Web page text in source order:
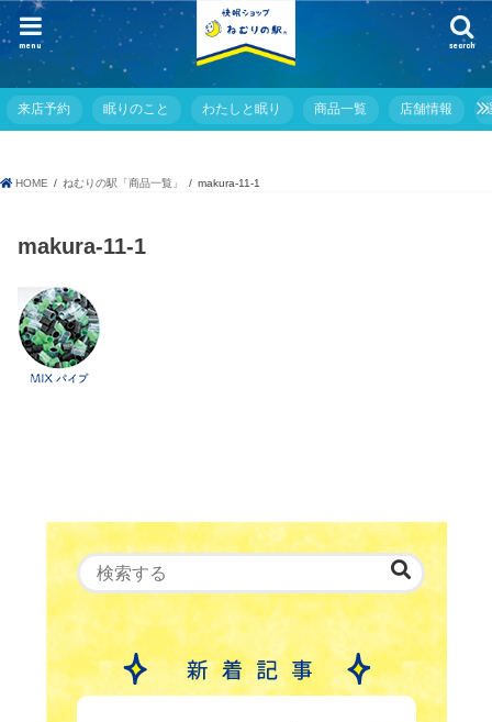
search
menu
来店予約 眠りのこと わたしと眠り 商品一覧 店舗情報
HOME ねむりの駅「商品一覧」 makura-11-1
makura-11-1